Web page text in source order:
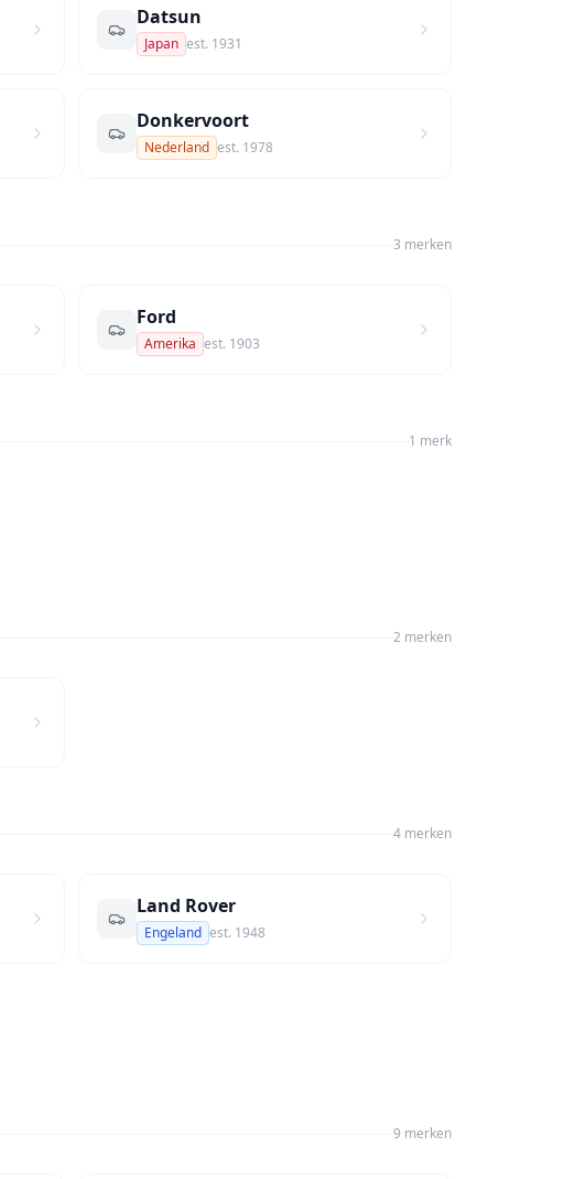
Datsun
Japan est. 1931
Donkervoort
Nederland est. 1978
3 merken
Ford
Amerika est. 1903
1 merk
2 merken
4 merken
Land Rover
Engeland est. 1948
9 merken